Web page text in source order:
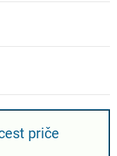
priče